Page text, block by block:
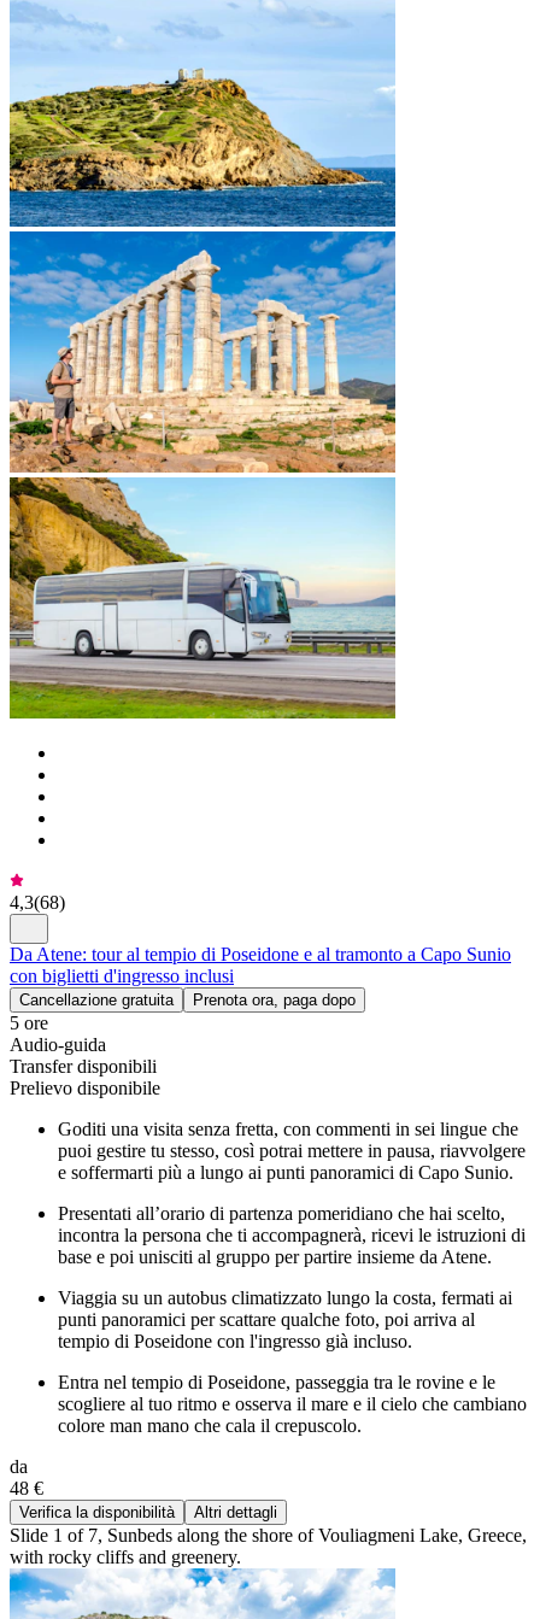
4,3(68)
Da Atene: tour al tempio di Poseidone e al tramonto a Capo Sunio
con biglietti d'ingresso inclusi
Cancellazione gratuita Prenota ora, paga dopo
5 ore
Audio-guida
Transfer disponibili
Prelievo disponibile
Goditi una visita senza fretta, con commenti in sei lingue che
puoi gestire tu stesso, così potrai mettere in pausa, riavvolgere
e soffermarti più a lungo ai punti panoramici di Capo Sunio.
Presentati all’orario di partenza pomeridiano che hai scelto,
incontra la persona che ti accompagnerà, ricevi le istruzioni di
base e poi unisciti al gruppo per partire insieme da Atene.
Viaggia su un autobus climatizzato lungo la costa, fermati ai
punti panoramici per scattare qualche foto, poi arriva al
tempio di Poseidone con l'ingresso già incluso.
Entra nel tempio di Poseidone, passeggia tra le rovine e le
scogliere al tuo ritmo e osserva il mare e il cielo che cambiano
colore man mano che cala il crepuscolo.
da
48 €
Verifica la disponibilità Altri dettagli
Slide 1 of 7, Sunbeds along the shore of Vouliagmeni Lake, Greece,
with rocky cliffs and greenery.